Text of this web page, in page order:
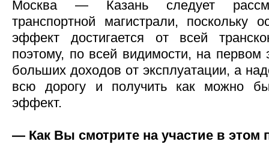
Москва — Казань следует
транспортной магистрали, поскольку
эффект достигается от всей
поэтому, по всей видимости, на первом
больших доходов от эксплуатации, а
всю дорогу и получить как можно
эффект.
— Как Вы смотрите на участие в этом